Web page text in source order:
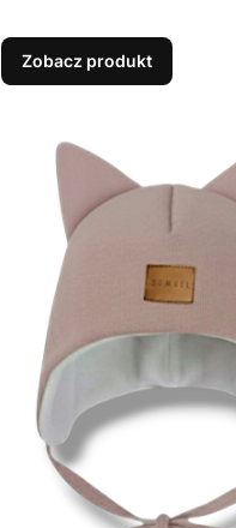
Zobacz produkt